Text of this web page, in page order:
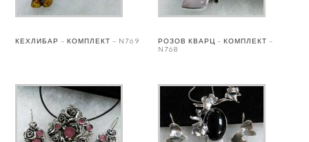
КЕХЛИБАР – КОМПЛЕКТ – N769
РОЗОВ КВАРЦ – КОМПЛЕКТ –
N768